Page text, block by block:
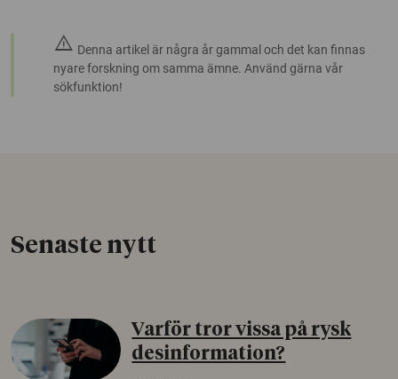
warning Denna artikel är några år gammal och det kan finnas
nyare forskning om samma ämne. Använd gärna vår
sökfunktion!
Senaste nytt
Varför tror vissa på rysk
desinformation?